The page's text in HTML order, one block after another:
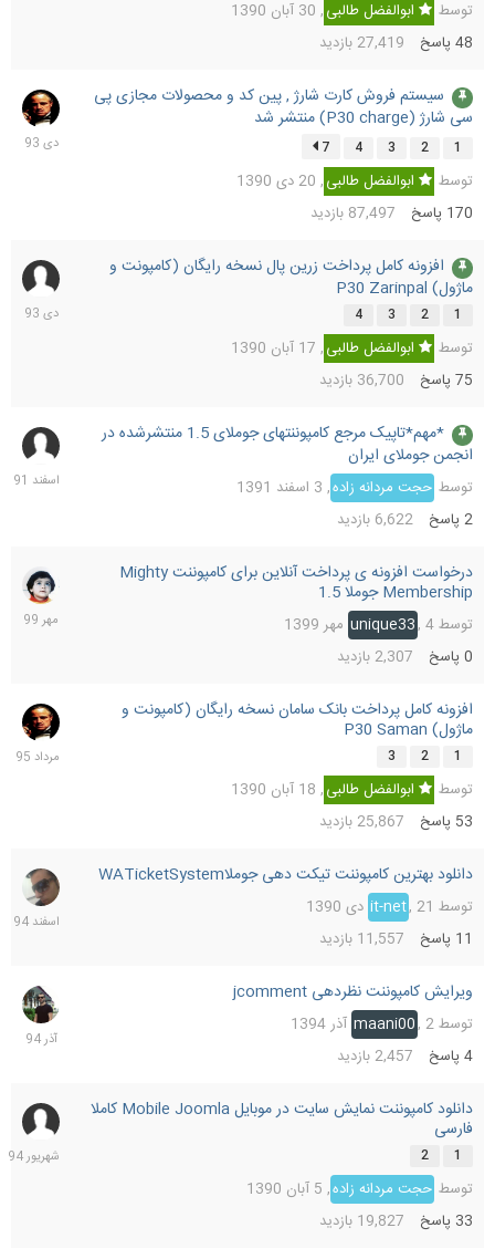
توسط ابوالفضل طالبی,30 آبان 1390
48پاسخ 27,419بازدید
سیستم فروش کارت شارژ , پین کد و محصولات مجازی پی
سی شارژ (P30 charge) منتشر شد
توسط ابوالفضل طالبی,20 دی 1390
170 پاسخ 87,497 بازدید
23
دی
افزونه کامل پرداخت زرین پال نسخه رایگان (کامپونت و
ماژول) P30 Zarinpal
توسط ابوالفضل طالبی,17 آبان 1390
75 پاسخ 36,700 بازدید
9
دی
*مهم*تاپیک مرجع کامپوننتهای جوملای 1.5 منتشرشده در
انجمن جوملای ایران
توسطحجت مردانه زاده,3 اسفند 1391
2پاسخ 6,622 بازدید
5
درخواست افزونه ی پرداخت آنلاین برای کامپوننت Mighty
Membership جوملا 1.5
توسط unique33 ,4 مهر 1399
پاسخ 2,307بازدید
4
مهر
افزونه کامل پرداخت بانک سامان نسخه رايگان (کامپونت و
ماژول) P30 Saman
توسط ابوالفضل طالبی,18 آبان 1390
53 پاسخ 25,867بازدید
25
مرداد
دانلود بهترین کامپوننت تیکت دهی جوملاWATicketSystem‏
توسط it-net ,21 دی 1390
11 پاسخ 11,557 بازدید
25
ویرایش کامپوننت نظردهی jcomment
توسط maani00 ,2 آذر 1394
4پاسخ 2,457بازدید
2
آذر
دانلود کامپوننت نمایش سایت در موبایل Mobile Joomla کاملا
فارسی
توسطحجت مردانه زاده,5 آبان 1390
33 پاسخ 19,827 بازدید
26